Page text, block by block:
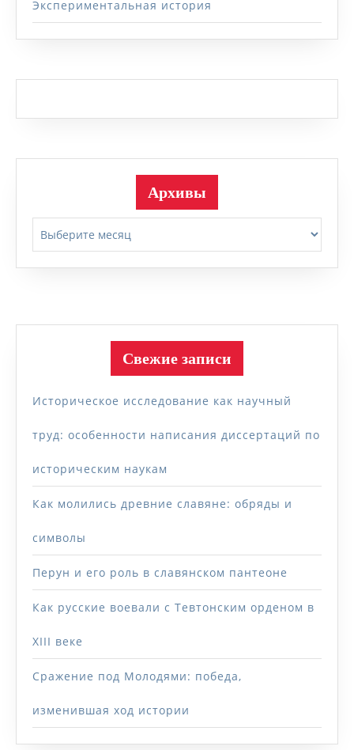
Экспериментальная история
Архивы
Свежие записи
Историческое исследование как научный
труд: особенности написания диссертаций по
историческим наукам
Как молились древние славяне: обряды и
символы
Перун и его роль в славянском пантеоне
Как русские воевали с Тевтонским орденом в
XIII веке
Сражение под Молодями: победа,
изменившая ход истории